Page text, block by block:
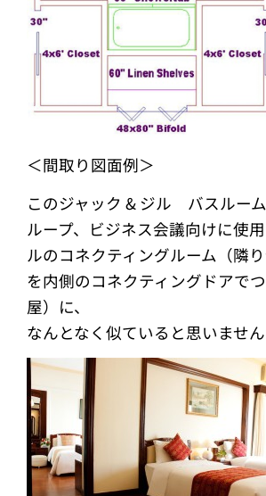
＜間取り図面例＞
このジャック & ジル バスルー
ループ、ビジネス会議向けに使
ルのコネクティングルーム（隣
を内側のコネクティングドアで
屋）に、
なんとなく似ていると思いませ